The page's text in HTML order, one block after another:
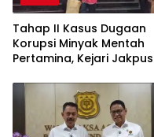
Tahap II Kasus Dugaan
Korupsi Minyak Mentah
Pertamina, Kejari Jakpus